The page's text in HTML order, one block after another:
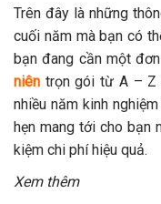
Trên đây là những
cuối năm mà bạn có
bạn đang cần một
niên trọn gói từ A – Z
nhiều năm kinh
hẹn mang tới cho bạn
kiệm chi phí hiệu quả.
Xem thêm